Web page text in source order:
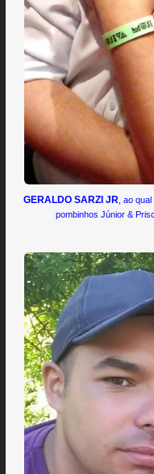
GERALDO SARZI JR , ao
pombinhos Júnior &